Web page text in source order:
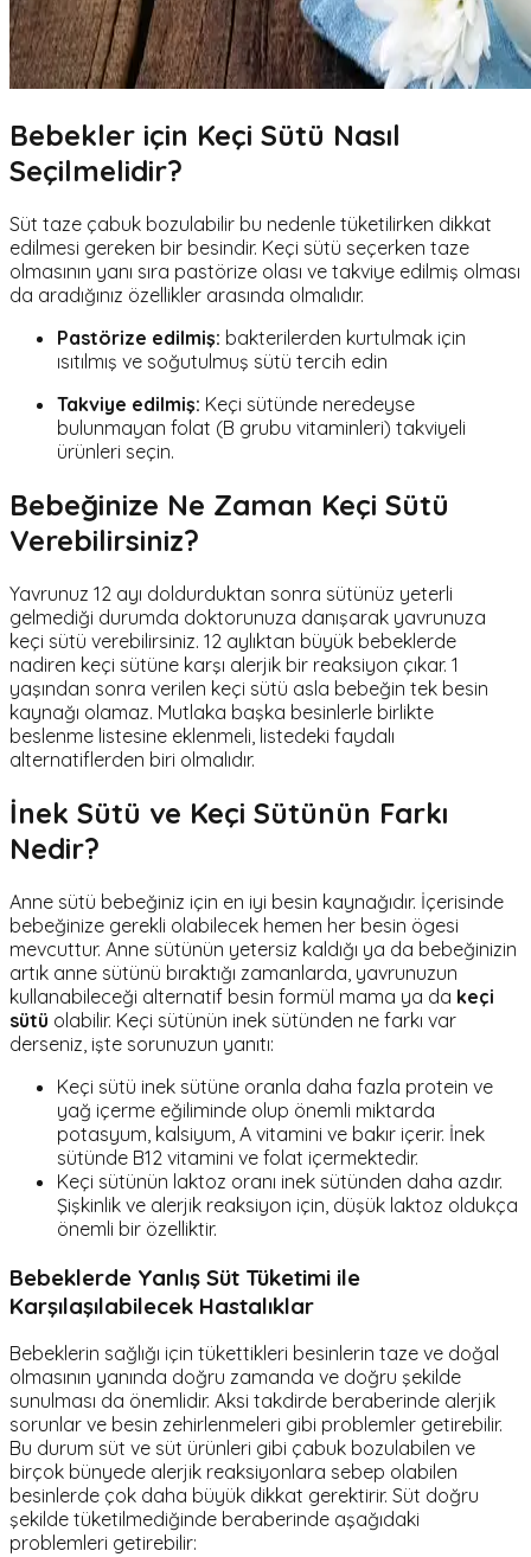
Bebekler için Keçi Sütü Nasıl
Seçilmelidir?
Süt taze çabuk bozulabilir bu nedenle tüketilirken dikkat
edilmesi gereken bir besindir. Keçi sütü seçerken taze
olmasının yanı sıra pastörize olası ve takviye edilmiş olması
da aradığınız özellikler arasında olmalıdır.
Pastörize edilmiş: bakterilerden kurtulmak için
ısıtılmış ve soğutulmuş sütü tercih edin
Takviye edilmiş: Keçi sütünde neredeyse
bulunmayan folat (B grubu vitaminleri) takviyeli
ürünleri seçin.
Bebeğinize Ne Zaman Keçi Sütü
Verebilirsiniz?
Yavrunuz 12 ayı doldurduktan sonra sütünüz yeterli
gelmediği durumda doktorunuza danışarak yavrunuza
keçi sütü verebilirsiniz. 12 aylıktan büyük bebeklerde
nadiren keçi sütüne karşı alerjik bir reaksiyon çıkar. 1
yaşından sonra verilen keçi sütü asla bebeğin tek besin
kaynağı olamaz. Mutlaka başka besinlerle birlikte
beslenme listesine eklenmeli, listedeki faydalı
alternatiflerden biri olmalıdır.
İnek Sütü ve Keçi Sütünün Farkı
Nedir?
Anne sütü bebeğiniz için en iyi besin kaynağıdır. İçerisinde
bebeğinize gerekli olabilecek hemen her besin ögesi
mevcuttur. Anne sütünün yetersiz kaldığı ya da bebeğinizin
artık anne sütünü bıraktığı zamanlarda, yavrunuzun
kullanabileceği alternatif besin formül mama ya da keçi
sütü olabilir. Keçi sütünün inek sütünden ne farkı var
derseniz, işte sorunuzun yanıtı:
Keçi sütü inek sütüne oranla daha fazla protein ve
yağ içerme eğiliminde olup önemli miktarda
potasyum, kalsiyum, A vitamini ve bakır içerir. İnek
sütünde B12 vitamini ve folat içermektedir.
Keçi sütünün laktoz oranı inek sütünden daha azdır.
Şişkinlik ve alerjik reaksiyon için, düşük laktoz oldukça
önemli bir özelliktir.
Bebeklerde Yanlış Süt Tüketimi ile
Karşılaşılabilecek Hastalıklar
Bebeklerin sağlığı için tükettikleri besinlerin taze ve doğal
olmasının yanında doğru zamanda ve doğru şekilde
sunulması da önemlidir. Aksi takdirde beraberinde alerjik
sorunlar ve besin zehirlenmeleri gibi problemler getirebilir.
Bu durum süt ve süt ürünleri gibi çabuk bozulabilen ve
birçok bünyede alerjik reaksiyonlara sebep olabilen
besinlerde çok daha büyük dikkat gerektirir. Süt doğru
şekilde tüketilmediğinde beraberinde aşağıdaki
problemleri getirebilir: